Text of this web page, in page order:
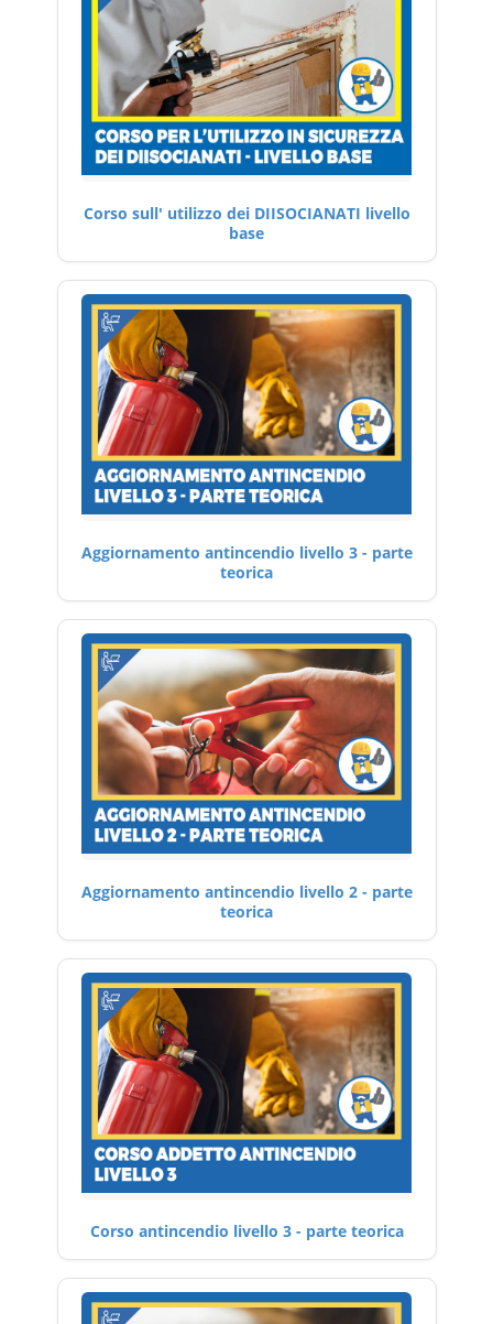
Corso sull' utilizzo dei DIISOCIANATI livello
base
Aggiornamento antincendio livello 3 - parte
teorica
Aggiornamento antincendio livello 2 - parte
teorica
Corso antincendio livello 3 - parte teorica